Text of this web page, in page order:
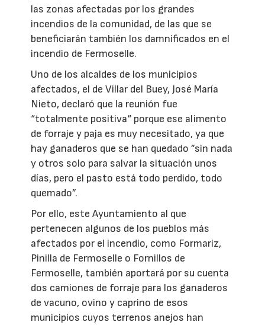
las zonas afectadas por los grandes
incendios de la comunidad, de las que se
beneficiarán también los damnificados en el
incendio de Fermoselle.
Uno de los alcaldes de los municipios
afectados, el de Villar del Buey, José María
Nieto, declaró que la reunión fue
“totalmente positiva“ porque ese alimento
de forraje y paja es muy necesitado, ya que
hay ganaderos que se han quedado ”sin nada
y otros solo para salvar la situación unos
días, pero el pasto está todo perdido, todo
quemado”.
Por ello, este Ayuntamiento al que
pertenecen algunos de los pueblos más
afectados por el incendio, como Formariz,
Pinilla de Fermoselle o Fornillos de
Fermoselle, también aportará por su cuenta
dos camiones de forraje para los ganaderos
de vacuno, ovino y caprino de esos
municipios cuyos terrenos anejos han